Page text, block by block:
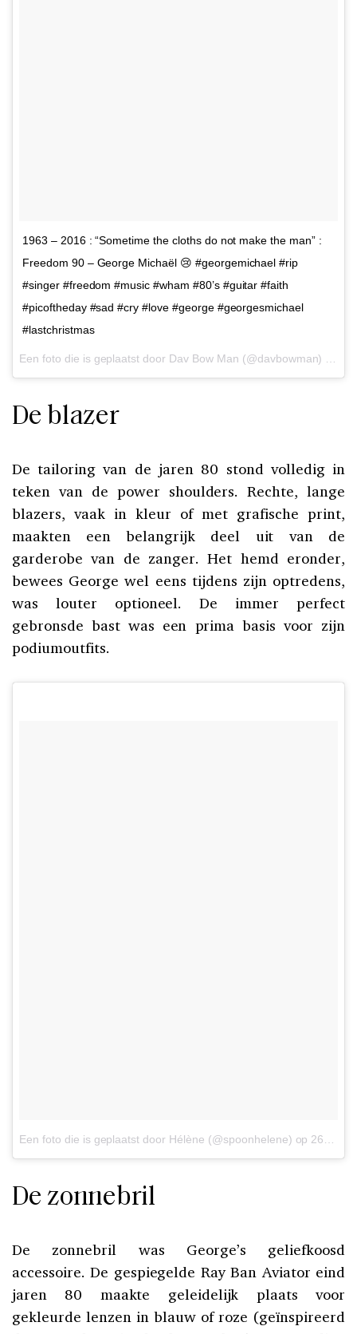
1963 – 2016 : “Sometime the cloths do not make the man” :
Freedom 90 – George Michaël 😢 #georgemichael #rip
#singer #freedom #music #wham #80’s #guitar #faith
#picoftheday #sad #cry #love #george #georgesmichael
#lastchristmas
Een foto die is geplaatst door Dav Bow Man (@davbowman) op
De blazer
De tailoring van de jaren 80 stond volledig in
teken van de power shoulders. Rechte, lange
blazers, vaak in kleur of met grafische print,
maakten een belangrijk deel uit van de
garderobe van de zanger. Het hemd eronder,
bewees George wel eens tijdens zijn optredens,
was louter optioneel. De immer perfect
gebronsde bast was een prima basis voor zijn
podiumoutfits.
Een foto die is geplaatst door Hélène (@spoonhelene) op 26 Dec 2016 om 1:14 PST
De zonnebril
De zonnebril was George’s geliefkoosd
accessoire. De gespiegelde Ray Ban Aviator eind
jaren 80 maakte geleidelijk plaats voor
gekleurde lenzen in blauw of roze (geïnspireerd